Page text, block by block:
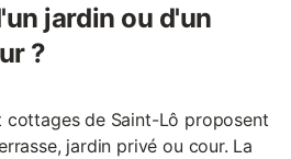
jardin ou d'un
?
cottages de Saint-Lô proposent
jardin privé ou cour. La